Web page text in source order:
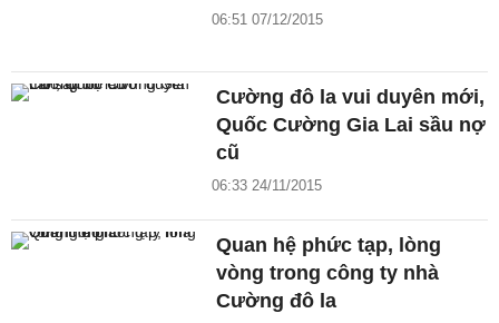
06:51 07/12/2015
Cường đô la vui duyên mới,
Quốc Cường Gia Lai sầu nợ
cũ
06:33 24/11/2015
Quan hệ phức tạp, lòng
vòng trong công ty nhà
Cường đô la